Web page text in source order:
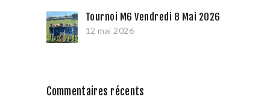
Tournoi M6 Vendredi 8 Mai 2026
12 mai 2026
Commentaires récents